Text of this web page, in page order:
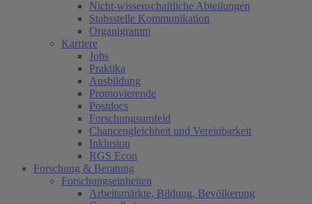
Nicht-wissenschaftliche Abteilungen
Stabsstelle Kommunikation
Organigramm
Karriere
Jobs
Praktika
Ausbildung
Promovierende
Postdocs
Forschungsumfeld
Chancengleichheit und Vereinbarkeit
Inklusion
RGS Econ
Forschung & Beratung
Forschungseinheiten
Arbeitsmärkte, Bildung, Bevölkerung